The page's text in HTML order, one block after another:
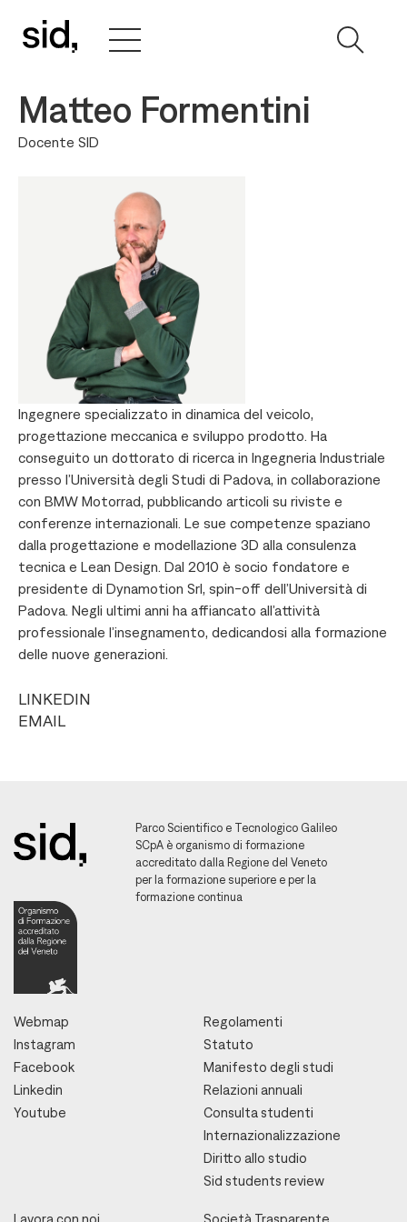
Matteo Formentini
Docente SID
Ingegnere specializzato in dinamica del veicolo,
progettazione meccanica e sviluppo prodotto. Ha
conseguito un dottorato di ricerca in Ingegneria Industriale
presso l’Università degli Studi di Padova, in collaborazione
con BMW Motorrad, pubblicando articoli su riviste e
conferenze internazionali. Le sue competenze spaziano
dalla progettazione e modellazione 3D alla consulenza
tecnica e Lean Design. Dal 2010 è socio fondatore e
presidente di Dynamotion Srl, spin-off dell’Università di
Padova. Negli ultimi anni ha affiancato all’attività
professionale l’insegnamento, dedicandosi alla formazione
delle nuove generazioni.
LINKEDIN
EMAIL
Parco Scientifico e Tecnologico Galileo
SCpA è organismo di formazione
accreditato dalla Regione del Veneto
per la formazione superiore e per la
formazione continua
Webmap
Instagram
Facebook
Linkedin
Youtube
Regolamenti
Statuto
Manifesto degli studi
Relazioni annuali
Consulta studenti
Internazionalizzazione
Diritto allo studio
Sid students review